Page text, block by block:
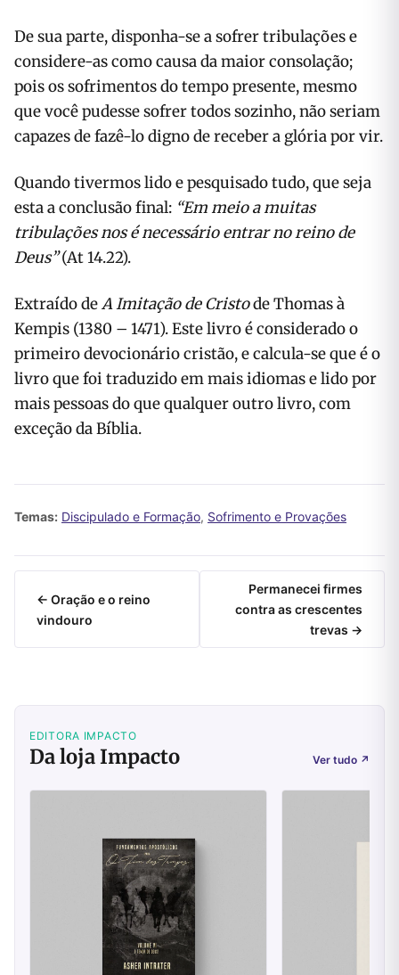
De sua parte, disponha-se a sofrer tribulações e
considere-as como causa da maior consolação;
pois os sofrimentos do tempo presente, mesmo
que você pudesse sofrer todos sozinho, não seriam
capazes de fazê-lo digno de receber a glória por vir.
Quando tivermos lido e pesquisado tudo, que seja
esta a conclusão final: “Em meio a muitas
tribulações nos é necessário entrar no reino de
Deus”(At 14.22).
Extraído deA Imitação de Cristode Thomas à
Kempis (1380 – 1471). Este livro é considerado o
primeiro devocionário cristão, e calcula-se que é o
livro que foi traduzido em mais idiomas e lido por
mais pessoas do que qualquer outro livro, com
exceção da Bíblia.
Temas: Discipulado e Formação, Sofrimento e Provações
← Oração e o reino
vindouro
Permanecei firmes
contra as crescentes
trevas →
EDITORA IMPACTO
Da loja Impacto Ver tudo ↗